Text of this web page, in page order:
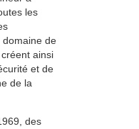
les
domaine de
ainsi
et de
de la
des